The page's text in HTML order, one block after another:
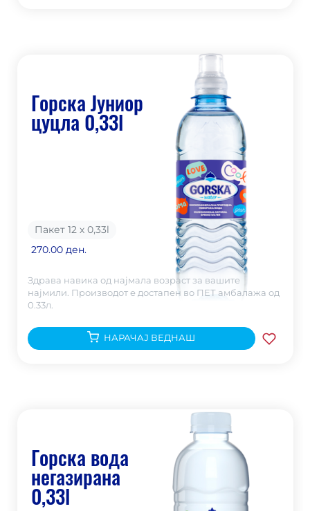
Горска Јуниор
цуцла 0,33l
Пакет 12 х 0,33l
270.00 ден.
Здрава навика од најмала возраст за вашите
најмили. Производот е достапен во ПЕТ амбалажа од
0.33л.
НАРАЧАЈ ВЕДНАШ
Горска вода
негазирана
0,33l